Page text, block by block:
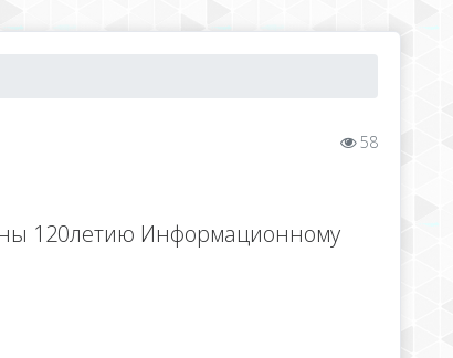
58
120летию Информационному